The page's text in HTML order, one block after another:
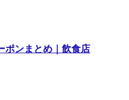
ポンまとめ｜飲食店